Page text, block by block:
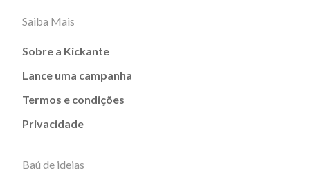
Saiba Mais
Sobre a Kickante
Lance uma campanha
Termos e condições
Privacidade
Baú de ideias